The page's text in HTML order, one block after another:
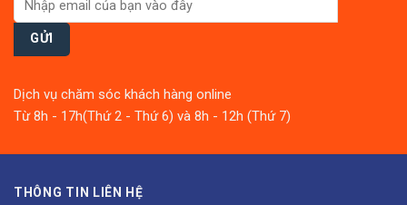
Dịch vụ chăm sóc khách hàng online
Từ 8h - 17h(Thứ 2 - Thứ 6) và 8h - 12h (Thứ 7)
THÔNG TIN LIÊN HỆ